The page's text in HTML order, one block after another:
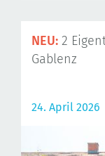
NEU: 2
Gablenz
24. April 2026